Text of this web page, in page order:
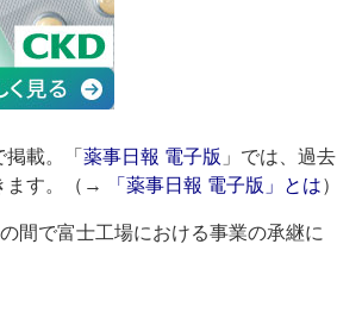
載。「 薬事日報 電子版 」では、過去
ます。（→
「薬事日報 電子版」とは）
間で富士工場における事業の承継に